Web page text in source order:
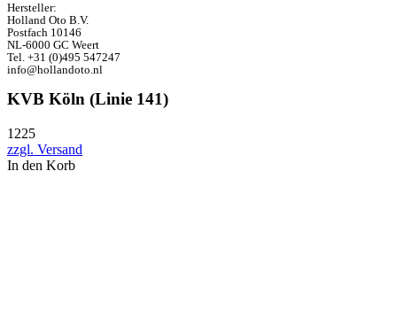
Hersteller:
Holland Oto B.V.
Postfach 10146
NL-6000 GC Weert
Tel. +31 (0)495 547247
info@hollandoto.nl
KVB Köln (Linie 141)
1225
zzgl. Versand
In den Korb